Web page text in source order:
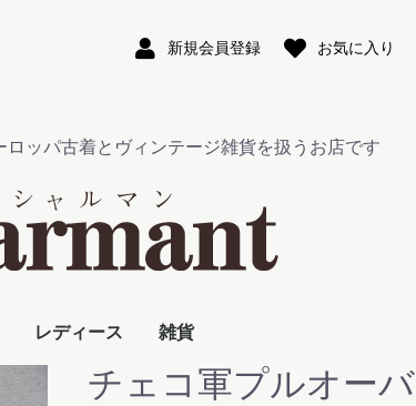
新規会員登録 お気に入り
ッパ古着とヴィンテージ雑貨を扱うお店です
レディース
ジャケット・コート
トップス
スカート・パンツ
ワンピース
グッズ
雑貨
ビンテージ雑貨
フレンチキーホルダー
その他
チェコ軍プルオー